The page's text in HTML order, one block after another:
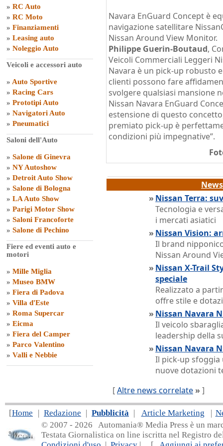
» RC Auto
» RC Moto
» Finanziamenti
» Leasing auto
» Noleggio Auto
Veicoli e accessori auto
» Auto Sportive
» Racing Cars
» Prototipi Auto
» Navigatori Auto
» Pneumatici
Saloni dell'Auto
» Salone di Ginevra
» NY Autoshow
» Detroit Auto Show
» Salone di Bologna
» LA Auto Show
» Parigi Motor Show
» Saloni Francoforte
» Salone di Pechino
Fiere ed eventi auto e
motori
» Mille Miglia
» Museo BMW
» Fiera di Padova
» Villa d'Este
» Roma Supercar
» Eicma
» Fiera del Camper
» Parco Valentino
» Valli e Nebbie
Navara EnGuard Concept è
navigazione satellitare
Nissan Around View Monitor.
Philippe Guerin-Boutaud,
Veicoli Commerciali Leggeri
Navara è un pick-up robusto
clienti possono fare
svolgere qualsiasi mansione
Nissan Navara EnGuard
estensione di questo
premiato pick-up è
condizioni più impegnative”.
» Nissan Terra:
Tecnologia e
i mercati asiatici
» Nissan Vision:
Il brand
Nissan Around
» Nissan X-Trail
speciale
Realizzato a
offre stile e
» Nissan Navara
Il veicolo
leadership della
» Nissan Navara
Il pick-up sfoggia
nuove dotazioni
[Altre news correlate » ]
[Home | Redazione | Pubblicità | Article Marketing |
© 2007 - 2026 Automania® Media Press è un
Testata Giornalistica on line iscritta nel Registro